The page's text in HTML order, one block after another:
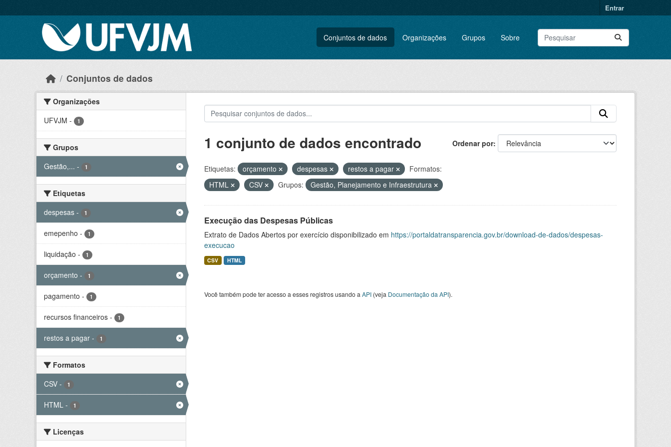
Entrar
Conjuntos de dados Organizações Grupos Sobre
Conjuntos de dados
Organizações
UFVJM - 1
Grupos
Gestão,... - 1
Etiquetas
despesas - 1
emepenho - 1
liquidação - 1
orçamento - 1
pagamento - 1
recursos financeiros - 1
restos a pagar - 1
Formatos
CSV - 1
HTML - 1
Licenças
Ordenar por
1 conjunto de dados encontrado
Etiquetas: orçamento despesas restos a pagar
Formatos:
HTML
CSV Grupos: Gestão, Planejamento e Infraestrutura
Execução das Despesas Públicas
Extrato de Dados Abertos por exercício disponibilizado em https://portaldatransparencia.gov.br/download-de-dados/despesas-
execucao
CSV HTML
Você também pode ter acesso a esses registros usando a API(veja Documentação da API).